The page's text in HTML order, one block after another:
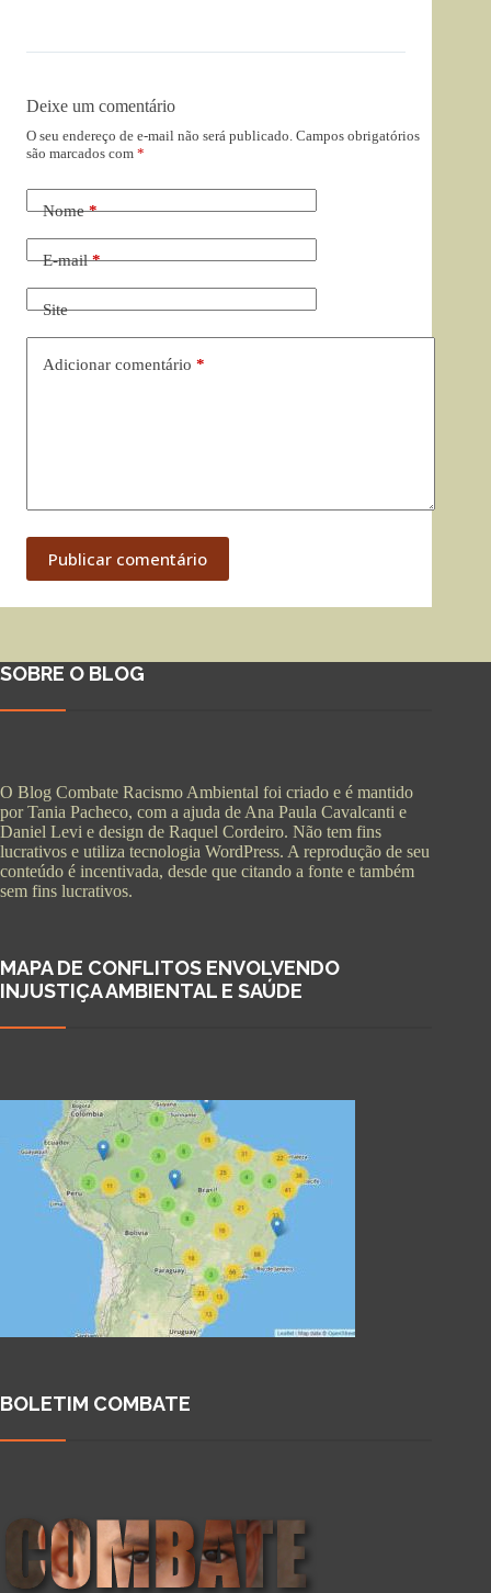
Deixe um comentário
O seu endereço de e-mail não será publicado. Campos obrigatórios
são marcados com *
Nome*
E-mail*
Site
Adicionar comentário *
Publicar comentário
SOBRE O BLOG
O Blog Combate Racismo Ambiental foi criado e é mantido
por Tania Pacheco, com a ajuda de Ana Paula Cavalcanti e
Daniel Levi e design de Raquel Cordeiro. Não tem fins
lucrativos e utiliza tecnologia WordPress. A reprodução de seu
conteúdo é incentivada, desde que citando a fonte e também
sem fins lucrativos.
MAPA DE CONFLITOS ENVOLVENDO
INJUSTIÇA AMBIENTAL E SAÚDE
BOLETIM COMBATE